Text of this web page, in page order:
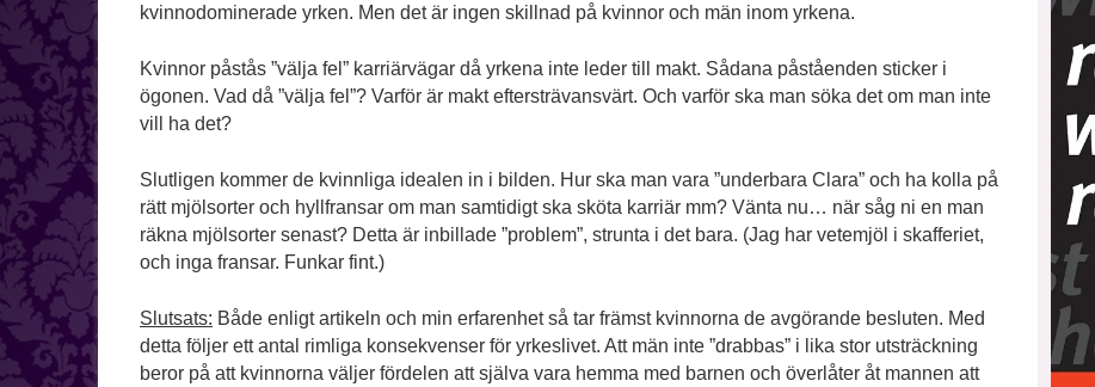
kvinnodominerade yrken. Men det är ingen skillnad på kvinnor och män inom yrkena.
Kvinnor påstås ”välja fel” karriärvägar då yrkena inte leder till makt. Sådana påståenden sticker i
ögonen. Vad då ”välja fel”? Varför är makt eftersträvansvärt. Och varför ska man söka det om man inte
vill ha det?
Slutligen kommer de kvinnliga idealen in i bilden. Hur ska man vara ”underbara Clara” och ha kolla på
rätt mjölsorter och hyllfransar om man samtidigt ska sköta karriär mm? Vänta nu… när såg ni en man
räkna mjölsorter senast? Detta är inbillade ”problem”, strunta i det bara. (Jag har vetemjöl i skafferiet,
och inga fransar. Funkar fint.)
Slutsats: Både enligt artikeln och min erfarenhet så tar främst kvinnorna de avgörande besluten. Med
detta följer ett antal rimliga konsekvenser för yrkeslivet. Att män inte ”drabbas” i lika stor utsträckning
beror på att kvinnorna väljer fördelen att själva vara hemma med barnen och överlåter åt mannen att